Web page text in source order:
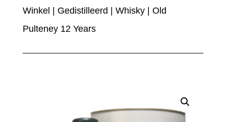
Winkel Gedistilleerd Whisky| Old
Pulteney 12 Years